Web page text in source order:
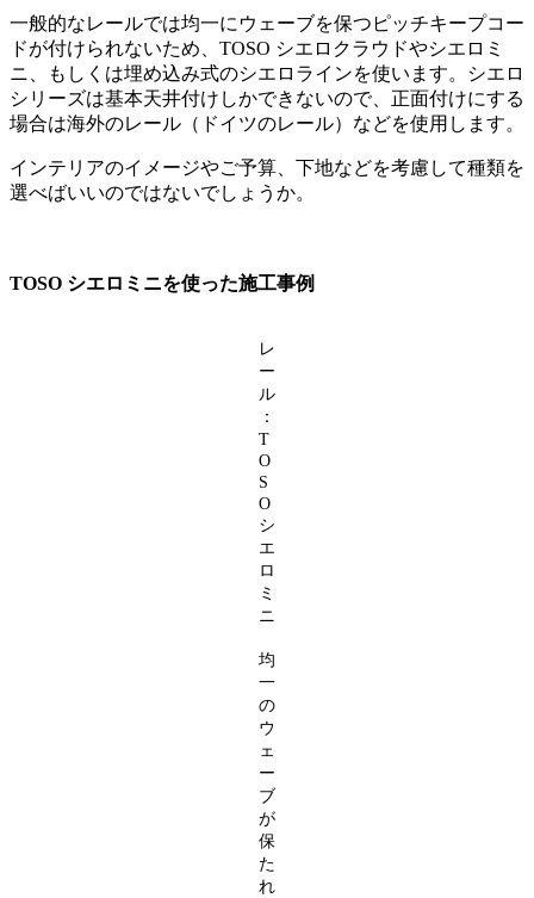
一般的なレールでは均一にウェーブを保つピッチキープコー
ドが付けられないため、TOSO シエロクラウドやシエロミ
ニ、もしくは埋め込み式のシエロラインを使います。シエロ
シリーズは基本天井付けしかできないので、正面付けにする
場合は海外のレール（ドイツのレール）などを使用します。
インテリアのイメージやご予算、下地などを考慮して種類を
選べばいいのではないでしょうか。
TOSO シエロミニを使った施工事例
レ
ー
ル
：
T
O
S
O
シ
エ
ロ
ミ
ニ
均
一
の
ウ
ェ
ー
ブ
が
保
た
れ